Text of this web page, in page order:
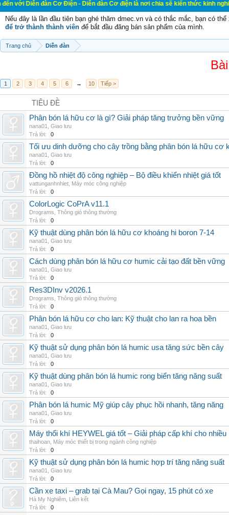
đàn Cơ Điện - Diễn đàn Cơ điện là nơi chia sẽ kiến thức kinh nghiệm
Nếu đây là lần đầu tiên bạn ghé thăm dmec.vn và có thắc mắc, bạn có
để trở thành thành viên để bắt đầu đăng bán sản phẩm của mình.
Trang chủ Diễn đàn
1 2 3 4 5 6 → 10 Tiếp >
TIÊU ĐỀ
Phân bón lá hữu cơ là gì? Giải pháp tăng trưởng bền vững
nana01
Giao lưu
Trả lời:
0
Tối ưu dinh dưỡng cho cây trồng bằng phân bón lá hữu cơ
nana01
Giao lưu
Trả lời:
0
Đồng hồ nhiệt độ công nghiệp – Bộ điều khiển nhiệt giá tốt
vattunganhnhiet Máy móc công nghiệp
Trả lời:
0
ColorLogic CoPrA v11.1
Drograms Thông gió thông thường
Trả lời:
0
Kỹ thuật dùng phân bón lá hữu cơ khoáng hi boron 7-14
nana01
Giao lưu
Trả lời:
0
Cách dùng phân bón lá hữu cơ humic cải tạo đất bền vững
nana01
Giao lưu
Trả lời:
0
Res3DInv v2026.1
Drograms Thông gió thông thường
Trả lời:
0
Phân bón lá hữu cơ cho lan: Kỹ thuật cho lan ra hoa bền
nana01
Giao lưu
Trả lời:
0
Kỹ thuật sử dụng phân bón lá humic usa tăng sức bền cây
nana01
Giao lưu
Trả lời:
0
Kỹ thuật dùng phân bón lá humic rong biển tăng năng suất
nana01
Giao lưu
Trả lời:
0
Phân bón lá humic Mỹ giúp cây phục hồi nhanh, tăng năng
nana01
Giao lưu
Trả lời:
0
Máy thổi khí HEYWEL giá tốt – Giải pháp cấp khí cho
thaihoan Máy móc thiết bị trong ngành công nghiệp
Trả lời:
0
Kỹ thuật sử dụng phân bón lá humic hợp trí tăng năng suất
nana01
Giao lưu
Trả lời:
0
Cần xe taxi – grab tại Cà Mau? Gọi ngay, 15 phút có xe
Hà My Nghiêm Liên kết
Trả lời:
0